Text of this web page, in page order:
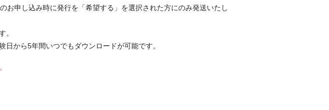
お申し込み時に発行を「希望する」を選択された方にのみ発送いたし
。
から5年間いつでもダウンロードが可能です。